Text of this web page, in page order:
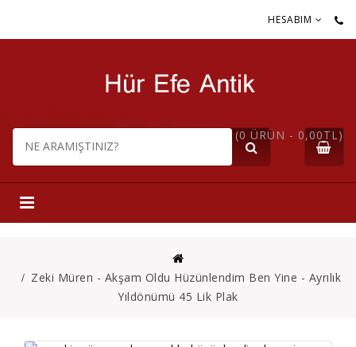
HESABIM
(0 ÜRÜN - 0,00TL)
Zeki Müren - Akşam Oldu Hüzünlendim Ben Yine - Ayrılık
Yıldönümü 45 Lik Plak